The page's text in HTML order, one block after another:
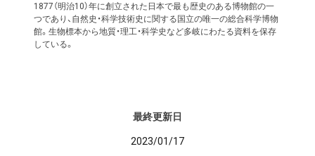
1877（明治10）年に創立された日本で最も歴史のある博物館の一
つであり、自然史・科学技術史に関する国立の唯一の総合科学博物
館。生物標本から地質・理工・科学史など多岐にわたる資料を保存
している。
最終更新日
2023/01/17